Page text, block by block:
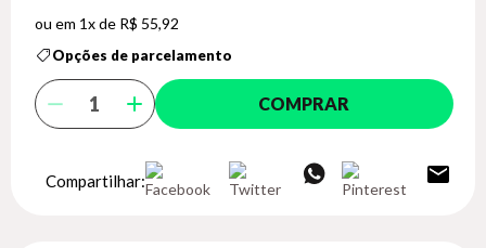
1x de R$ 55,92
Opções de parcelamento
COMPRAR
Compartilhar: